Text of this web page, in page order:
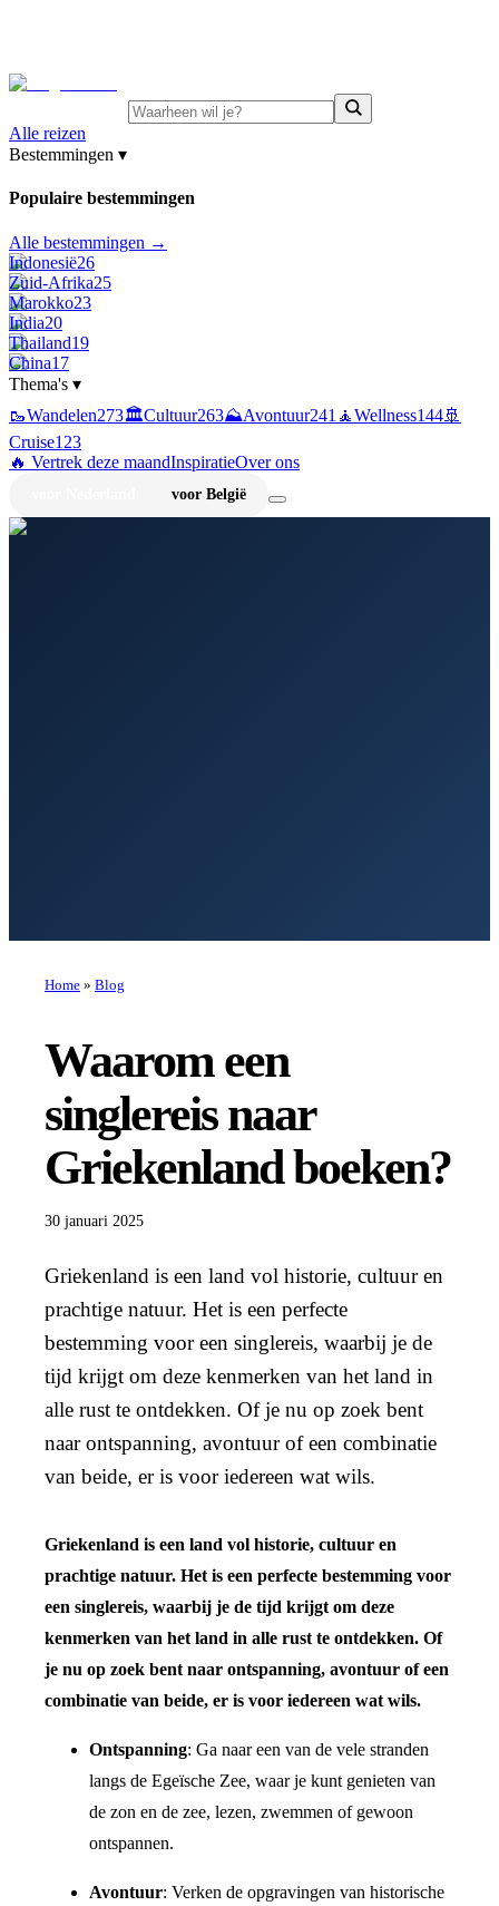
Alle reizen
Bestemmingen ▾
Populaire bestemmingen
Alle bestemmingen →
Indonesië26
Zuid-Afrika25
Marokko23
India20
Thailand19
China17
Thema's ▾
🥾Wandelen273🏛️Cultuur263⛰️Avontuur241 🧘Wellness144🚢
Cruise123
🔥 Vertrek deze maandInspiratieOver ons
voor België
Home » Blog
Waarom een
singlereis naar
Griekenland boeken?
30 januari 2025
Griekenland is een land vol historie, cultuur en
prachtige natuur. Het is een perfecte
bestemming voor een singlereis, waarbij je de
tijd krijgt om deze kenmerken van het land in
alle rust te ontdekken. Of je nu op zoek bent
naar ontspanning, avontuur of een combinatie
van beide, er is voor iedereen wat wils.
Griekenland is een land vol historie, cultuur en
prachtige natuur. Het is een perfecte bestemming voor
een singlereis, waarbij je de tijd krijgt om deze
kenmerken van het land in alle rust te ontdekken. Of
je nu op zoek bent naar ontspanning, avontuur of een
combinatie van beide, er is voor iedereen wat wils.
Ontspanning: Ga naar een van de vele stranden
langs de Egeïsche Zee, waar je kunt genieten van
de zon en de zee, lezen, zwemmen of gewoon
ontspannen.
Avontuur: Verken de opgravingen van historische